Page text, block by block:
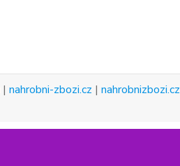
| nahrobni-zbozi.cz | nahrobnizbozi.cz